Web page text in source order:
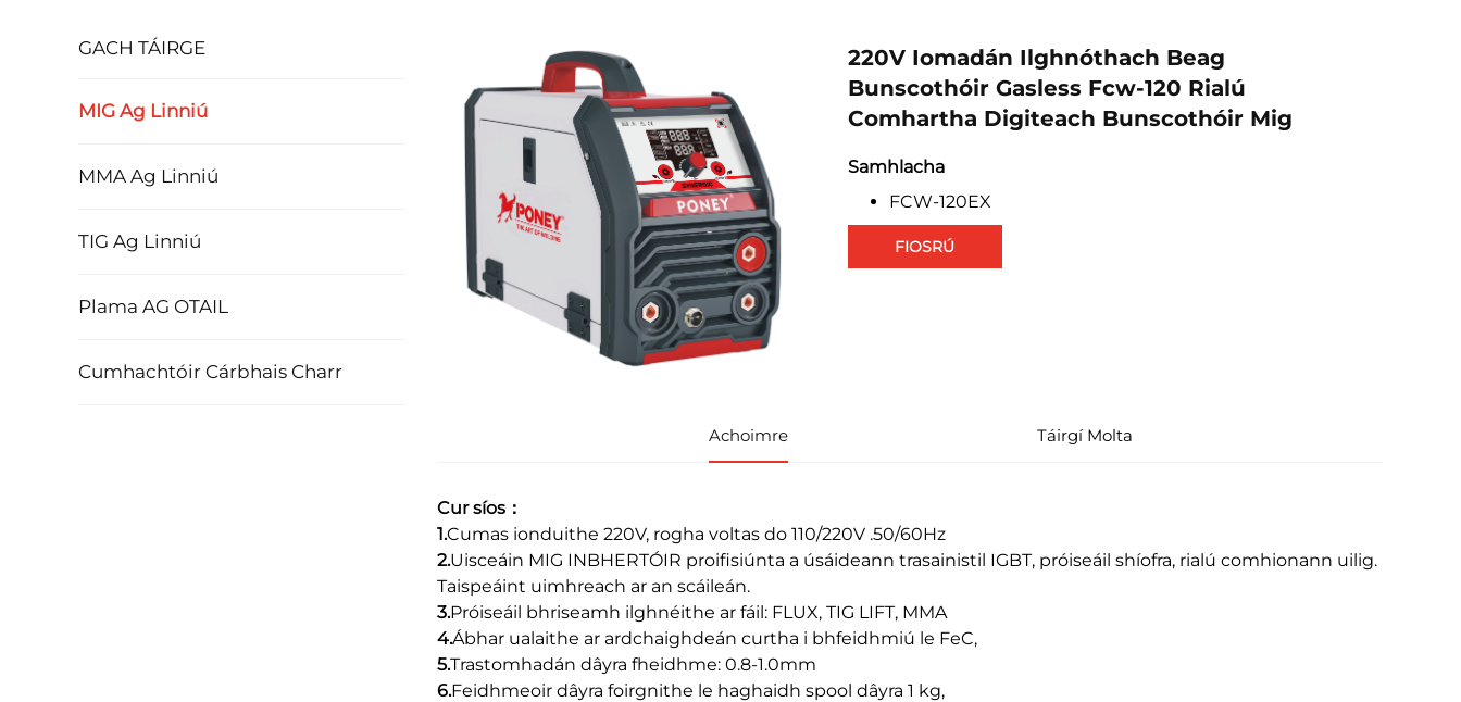
GACH TÁIRGE
MIG Ag Linniú
MMA Ag Linniú
TIG Ag Linniú
Plama AG OTAIL
Cumhachtóir Cárbhais Charr
220V Iomadán Ilghnóthach Beag
Bunscothóir Gasless Fcw-120 Rialú
Comhartha Digiteach Bunscothóir Mig
Samhlacha
FCW-120EX
FIOSRÚ
Achoimre Táirgí Molta
Cur síos：
1.Cumas ionduithe 220V, rogha voltas do 110/220V .50/60Hz
2.Uisceáin MIG INBHERTÓIR proifisiúnta a úsáideann trasainistil IGBT, próiseáil shíofra, rialú comhionann uilig.
Taispeáint uimhreach ar an scáileán.
3.Próiseáil bhriseamh ilghnéithe ar fáil: FLUX, TIG LIFT, MMA
4.Ábhar ualaithe ar ardchaighdeán curtha i bhfeidhmiú le FeC,
5.Trastomhadán dâyra fheidhme: 0.8-1.0mm
6.Feidhmeoir dâyra foirgnithe le haghaidh spool dâyra 1 kg,